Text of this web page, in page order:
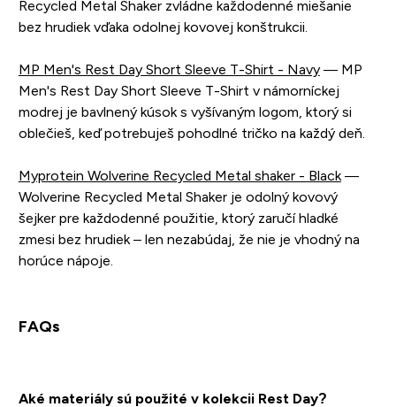
Recycled Metal Shaker zvládne každodenné miešanie
bez hrudiek vďaka odolnej kovovej konštrukcii.
MP Men's Rest Day Short Sleeve T-Shirt - Navy— MP
Men's Rest Day Short Sleeve T-Shirt v námorníckej
modrej je bavlnený kúsok s vyšívaným logom, ktorý si
oblečieš, keď potrebuješ pohodlné tričko na každý deň.
Myprotein Wolverine Recycled Metal shaker - Black—
Wolverine Recycled Metal Shaker je odolný kovový
šejker pre každodenné použitie, ktorý zaručí hladké
zmesi bez hrudiek – len nezabúdaj, že nie je vhodný na
horúce nápoje.
FAQs
Aké materiály sú použité v kolekcii Rest Day?